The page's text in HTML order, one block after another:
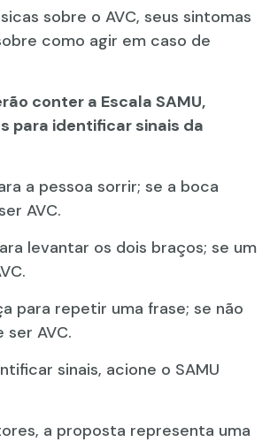
sobre o AVC, seus sintomas
como agir em caso de
conter a Escala SAMU,
para identificar sinais da
a pessoa sorrir; se a boca
AVC.
levantar os dois braços; se um
para repetir uma frase; se não
ser AVC.
sinais, acione o SAMU
a proposta representa uma